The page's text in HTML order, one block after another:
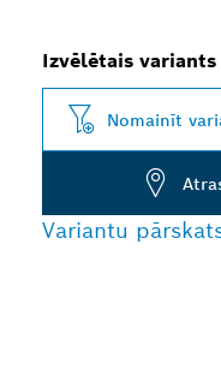
Izvēlētais variants
Nomainīt
Variantu